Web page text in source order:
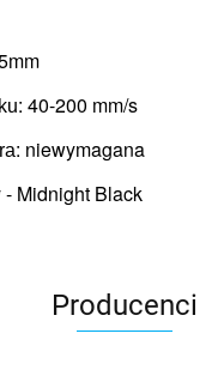
: 40-200 mm/s
: niewymagana
Midnight Black
Producenci